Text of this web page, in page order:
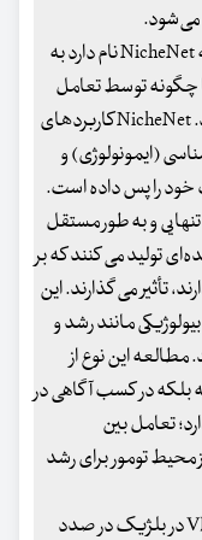
می‌شود.
به گزارش پایگاه اینترنتی «فیز»، این روش که NicheNet نام دارد به
چگونه توسط تعامل
میان سلولی تنظیم می‌شود، کمک می‌کند. NicheNet کاربردهای
(ایمونولوژی) و
خود را پس داده است.
و به طور مستقل
تولید می کنند که بر
تأثیر می گذارند. این
مانند رشد و
این نوع از
بلکه در کسب آگاهی در
تعامل بین
تومور برای رشد
از همین رو محققان موسسه VIB-UGent در بلژیک در صدد